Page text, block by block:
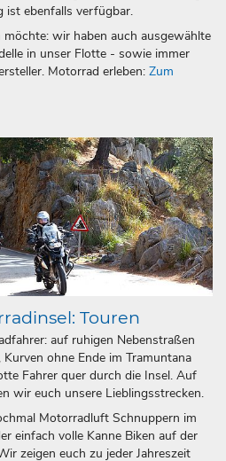
ist ebenfalls verfügbar.
wir haben auch ausgewählte
in unser Flotte - sowie immer
Motorrad erleben: Zum
Touren
auf ruhigen Nebenstraßen
ohne Ende im Tramuntana
Fahrer quer durch die Insel. Auf
wir euch unsere Lieblingsstrecken.
Motorradluft Schnuppern im
einfach volle Kanne Biken auf der
zeigen euch zu jeder Jahreszeit